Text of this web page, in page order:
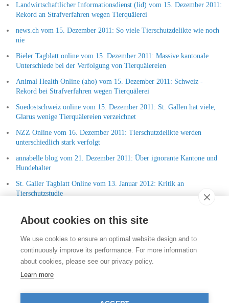
Landwirtschaftlicher Informationsdienst (lid) vom 15. Dezember 2011:
Rekord an Strafverfahren wegen Tierquälerei
news.ch vom 15. Dezember 2011: So viele Tierschutzdelikte wie noch
nie
Bieler Tagblatt online vom 15. Dezember 2011: Massive kantonale
Unterschiede bei der Verfolgung von Tierquälereien
Animal Health Online (aho) vom 15. Dezember 2011: Schweiz -
Rekord bei Strafverfahren wegen Tierquälerei
Suedostschweiz online vom 15. Dezember 2011: St. Gallen hat viele,
Glarus wenige Tierquälereien verzeichnet
NZZ Online vom 16. Dezember 2011: Tierschutzdelikte werden
unterschiedlich stark verfolgt
annabelle blog vom 21. Dezember 2011: Über ignorante Kantone und
Hundehalter
St. Galler Tagblatt Online vom 13. Januar 2012: Kritik an
Tierschutzstudie
Stiftung für das Tier im Recht (TIR)
Rigistrasse 9
CH - 8006 Zürich
info@tierimrecht.org
Ihre Spende kann von den Steuern abgezogen werden.
About cookies on this site
We use cookies to ensure an optimal website design and to
continuously improve its performance. For more information
about cookies, please see our privacy policy.
Learn more